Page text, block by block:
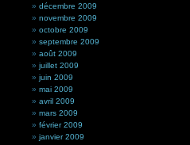
décembre 2009
novembre 2009
octobre 2009
septembre 2009
août 2009
juillet 2009
juin 2009
mai 2009
avril 2009
mars 2009
février 2009
janvier 2009